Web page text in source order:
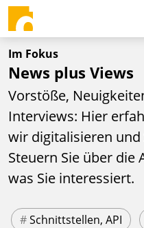
Im Fokus
News plus Views
Vorstöße,
Interviews: Hier
wir digitalisieren
Steuern Sie über die
was Sie interessiert.
#Schnittstellen, API